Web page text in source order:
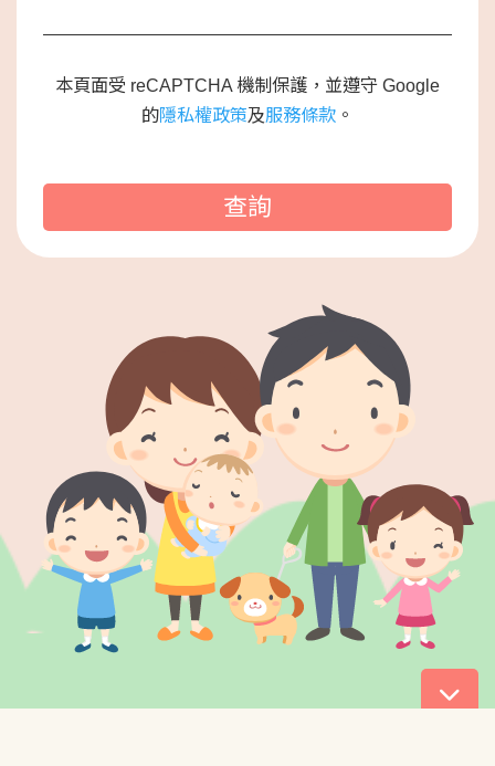
本頁面受 reCAPTCHA 機制保護，並遵守 Google
的隱私權政策及服務條款 。
查詢